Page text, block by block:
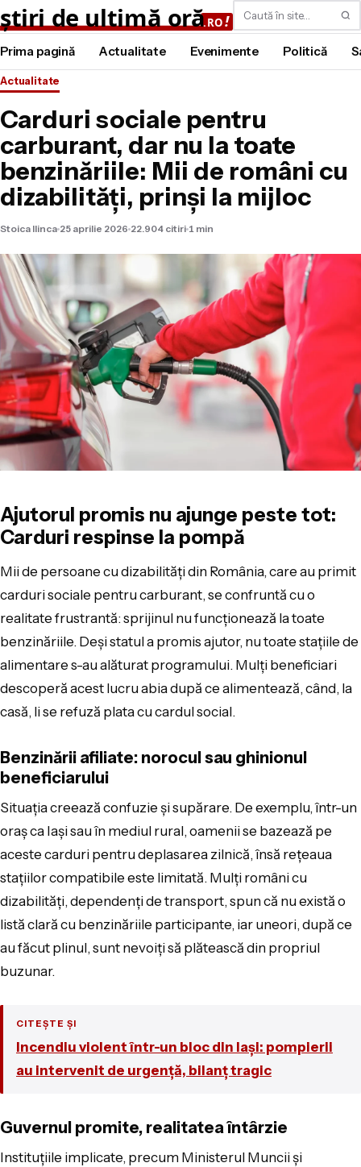
Caută
Prima pagină Actualitate Evenimente Politică
Actualitate
Carduri sociale pentru
carburant, dar nu la toate
benzinăriile: Mii de români cu
dizabilități, prinși la mijloc
Stoica Ilinca 25 aprilie 2026 22.904 citiri 1 min
Ajutorul promis nu ajunge peste tot:
Carduri respinse la pompă
Mii de persoane cu dizabilități din România, care au primit
carduri sociale pentru carburant, se confruntă cu o
realitate frustrantă: sprijinul nu funcționează la toate
benzinăriile. Deși statul a promis ajutor, nu toate stațiile de
alimentare s-au alăturat programului. Mulți beneficiari
descoperă acest lucru abia după ce alimentează, când, la
casă, li se refuză plata cu cardul social.
Benzinării afiliate: norocul sau ghinionul
beneficiarului
Situația creează confuzie și supărare. De exemplu, într-un
oraș ca Iași sau în mediul rural, oamenii se bazează pe
aceste carduri pentru deplasarea zilnică, însă rețeaua
stațiilor compatibile este limitată. Mulți români cu
dizabilități, dependenți de transport, spun că nu există o
listă clară cu benzinăriile participante, iar uneori, după ce
au făcut plinul, sunt nevoiți să plătească din propriul
buzunar.
CITEȘTE ȘI
Incendiu violent într-un bloc din Iași: pompierii
au intervenit de urgență, bilanț tragic
Guvernul promite, realitatea întârzie
Instituțiile implicate, precum Ministerul Muncii și